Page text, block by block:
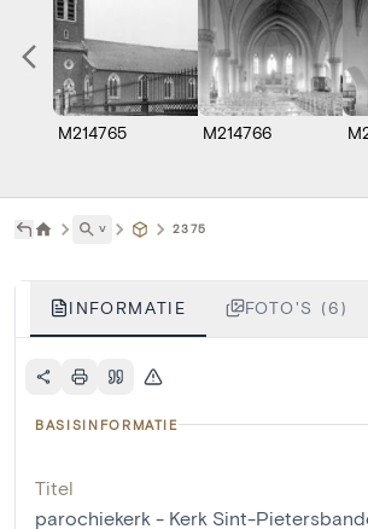
M214765 M214766
˅ 2375
INFORMATIE FOTO'S (6)
BASISINFORMATIE
Titel
parochiekerk - Kerk Sint-